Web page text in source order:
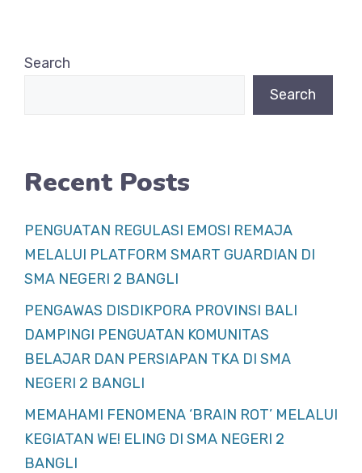
b
o
Search
Search
Recent Posts
PENGUATAN REGULASI EMOSI REMAJA
MELALUI PLATFORM SMART GUARDIAN DI
SMA NEGERI 2 BANGLI
PENGAWAS DISDIKPORA PROVINSI BALI
DAMPINGI PENGUATAN KOMUNITAS
BELAJAR DAN PERSIAPAN TKA DI SMA
NEGERI 2 BANGLI
MEMAHAMI FENOMENA ‘BRAIN ROT’ MELALUI
KEGIATAN WE! ELING DI SMA NEGERI 2
BANGLI